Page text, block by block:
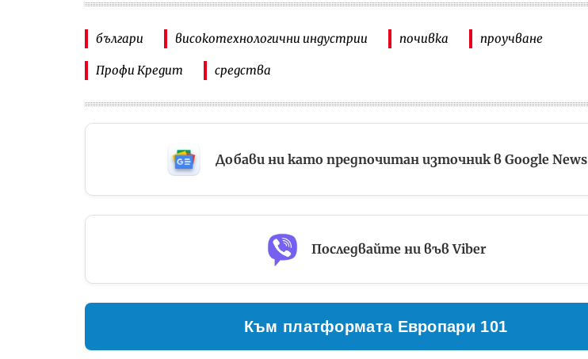
българи високотехнологични индустрии почивка проучване
Профи Кредит средства
Добави ни като предпочитан източник в Google News
Последвайте ни във Viber
Към платформата Европари 101